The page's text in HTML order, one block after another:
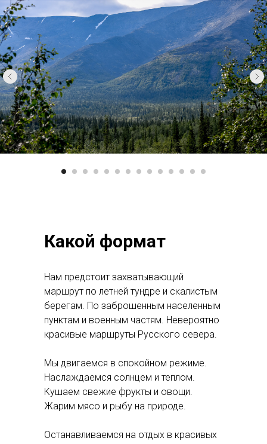
Нам предстоит захватывающий
маршрут по летней тундре и скалистым
берегам. По заброшенным населенным
пунктам и военным частям. Невероятно
красивые маршруты Русского севера.
Мы двигаемся в спокойном режиме.
Наслаждаемся солнцем и теплом.
Кушаем свежие фрукты и овощи.
Жарим мясо и рыбу на природе.
Останавливаемся на отдых в красивых
Какой формат